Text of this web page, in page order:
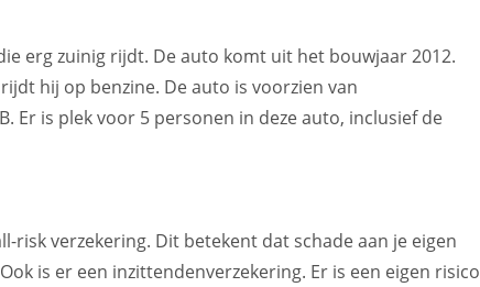
erg zuinig rijdt. De auto komt uit het bouwjaar 2012.
hij op benzine. De auto is voorzien van
Er is plek voor 5 personen in deze auto, inclusief de
risk verzekering. Dit betekent dat schade aan je eigen
is er een inzittendenverzekering. Er is een eigen risico